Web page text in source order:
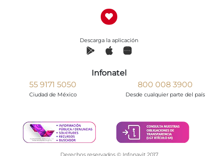
Descarga la aplicación
Infonatel
55 9171 5050
Ciudad de México
800 008 3900
Desde cualquier parte del país
Derechos reservados © Infonavit 2017